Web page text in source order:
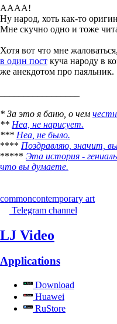
АААА!
Ну народ, хоть как-то
Мне скучно одно и тоже
Хотя вот что мне
в один пост куча народу в
же анекдотом про паяльник.
* За это я баню, о чем
** Неа, не нарисует.
*** Неа, не было.
**** Поздравляю, значит,
***** Эта история -
что вы думаете.
commoncontemporary art
Telegram channel
LJ Video
Applications
Download
Huawei
RuStore